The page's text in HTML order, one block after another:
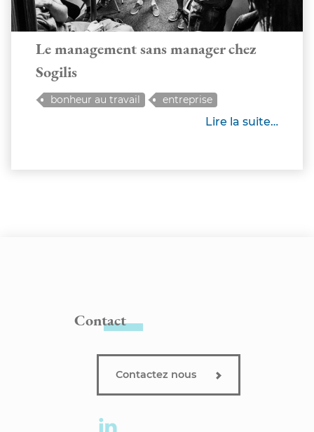
Le management sans manager chez
Sogilis
bonheur au travail
entreprise
Lire la suite…
Contact
Contactez nous